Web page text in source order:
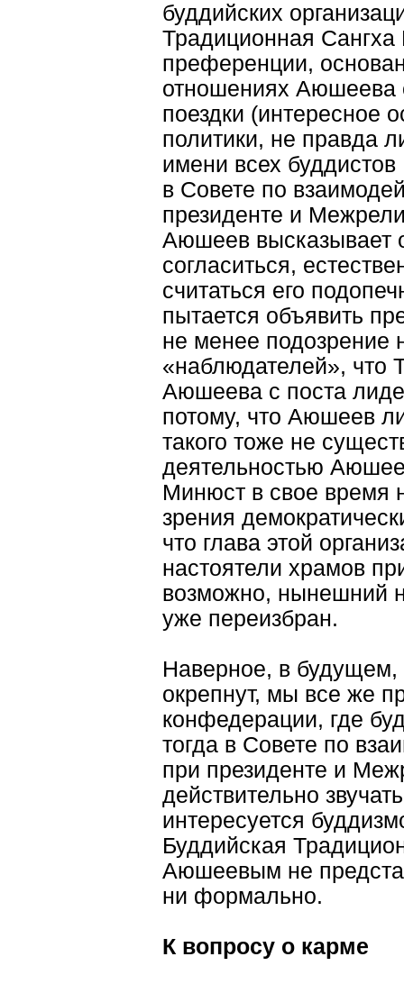
буддийских
Традиционная
преференции,
отношениях Аюшеева
поездки (интересное
политики, не правда
имени всех
в Совете по
президенте и
Аюшеев высказывает
согласиться,
считаться его
пытается объявить
не менее
«наблюдателей», что
Аюшеева с поста
потому, что Аюшеев
такого тоже не
деятельностью
Минюст в свое время
зрения
что глава этой
настоятели храмов
возможно, нынешний
уже переизбран.
Наверное, в будущем,
окрепнут, мы все же
конфедерации, где
тогда в Совете по
при президенте и
действительно
интересуется
Буддийская
Аюшеевым не
ни формально.
К вопросу о карме